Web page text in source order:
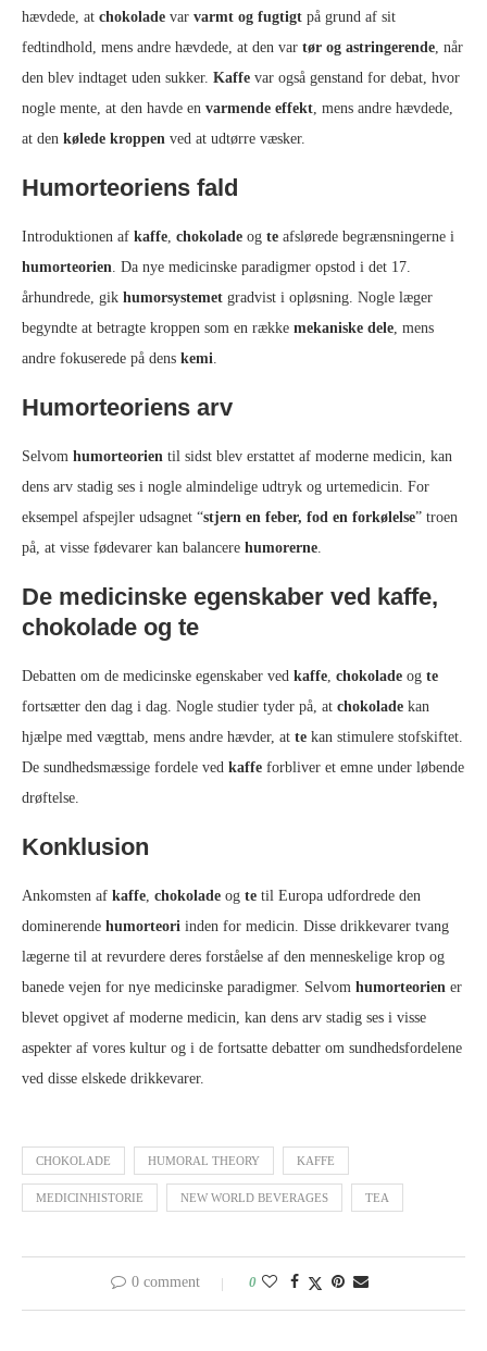
hævdede, at chokolade var varmt og fugtigt på grund af sit
fedtindhold, mens andre hævdede, at den var tør og astringerende, når
den blev indtaget uden sukker. Kaffe var også genstand for debat, hvor
nogle mente, at den havde en varmende effekt, mens andre hævdede,
at den kølede kroppen ved at udtørre væsker.
Humorteoriens fald
Introduktionen af kaffe, chokolade og te afslørede begrænsningerne i
humorteorien. Da nye medicinske paradigmer opstod i det 17.
århundrede, gik humorsystemet gradvist i opløsning. Nogle læger
begyndte at betragte kroppen som en række mekaniske dele, mens
andre fokuserede på dens kemi.
Humorteoriens arv
Selvom humorteorien til sidst blev erstattet af moderne medicin, kan
dens arv stadig ses i nogle almindelige udtryk og urtemedicin. For
eksempel afspejler udsagnet “stjern en feber, fod en forkølelse” troen
på, at visse fødevarer kan balancere humorerne.
De medicinske egenskaber ved kaffe,
chokolade og te
Debatten om de medicinske egenskaber ved kaffe, chokolade og te
fortsætter den dag i dag. Nogle studier tyder på, at chokolade kan
hjælpe med vægttab, mens andre hævder, at te kan stimulere stofskiftet.
De sundhedsmæssige fordele ved kaffe forbliver et emne under løbende
drøftelse.
Konklusion
Ankomsten af kaffe, chokolade og te til Europa udfordrede den
dominerende humorteori inden for medicin. Disse drikkevarer tvang
lægerne til at revurdere deres forståelse af den menneskelige krop og
banede vejen for nye medicinske paradigmer. Selvom humorteorien er
blevet opgivet af moderne medicin, kan dens arv stadig ses i visse
aspekter af vores kultur og i de fortsatte debatter om sundhedsfordelene
ved disse elskede drikkevarer.
CHOKOLADE HUMORAL THEORY KAFFE
MEDICINHISTORIE NEW WORLD BEVERAGES TEA
0 comment 0